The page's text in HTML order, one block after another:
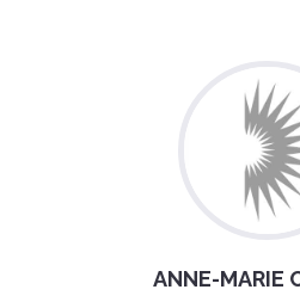
ANNE-MARIE